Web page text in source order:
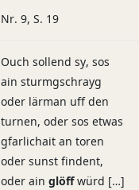
Nr. 9, S. 19
Ouch sollend sy, sos
ain sturmgschrayg
oder lärman uff den
turnen, oder sos etwas
gfarlichait an toren
oder sunst findent,
oder ain glöffwürd […]